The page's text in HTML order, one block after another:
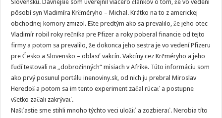
Slovensku. Dávnejšie som uverejnil viacero článkov o tom, že vo vedení
pôsobí syn Vladimíra Krčméryho – Michal. Krátko na to z americkej
obchodnej komory zmizol. Ešte predtým ako sa prevalilo, že jeho otec
Vladimír robil roky rečníka pre Pfizer a roky poberal financie od tejto
firmy a potom sa prevalilo, že dokonca jeho sestra je vo vedení Pfizeru
pre Česko a Slovensko – oblasť vakcín. Vakcíny cez Krčméryho a jeho
ľudí testovali na „dobročinných“ misiach v Afrike. Túto informáciu som
ako prvý posunul portálu inenoviny.sk, od nich ju prebral Miroslav
Heredoš a potom sa im tento experiment začal rúcať a postupne
všetko začali zakrývať.
Našťastie sme stihli mnoho týchto veci uložiť a zozbierať. Nerobia títo